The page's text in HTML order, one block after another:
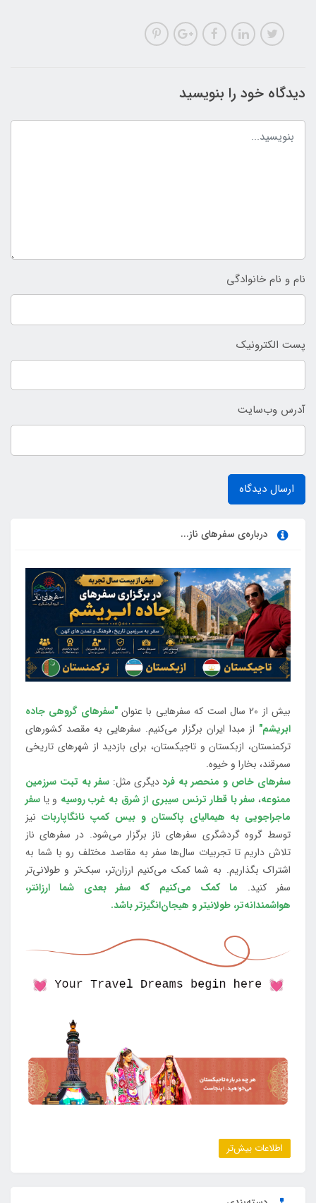
دیدگاه خود را بنویسید
نام و نام خانوادگی
پست الکترونیک
آدرس وب‌سایت
ارسال دیدگاه
درباره‌ی سفرهای ناز...
بیش از 20 سال است که سفرهایی با عنوان
"سفرهای گروهی جاده
ابریشم" از مبدا ایران برگزار می‌کنیم. سفرهایی به مقصد کشورهای
ترکمنستان، ازبکستان و تاجیکستان، برای بازدید از شهرهای تاریخی
سمرقند، بخارا و خیوه.
سفرهای خاص و منحصر به فرددیگری مثل:سفر به تبت سرزمین
ممنوعه، سفر با قطار ترنس سیبری از شرق به غرب روسیه و یا سفر
ماجراجویی به هیمالیای پاکستان و بیس کمپ نانگاپاربات نیز
توسط گروه گردشگری سفرهای ناز برگزار می‌شود. در سفرهای ناز
تلاش داریم تا تجربیات سال‌ها سفر به مقاصد مختلف رو با شما به
اشتراک بگذاریم. به شما کمک می‌کنیم ارزان‌تر، سبک‌تر و طولانی‌تر
سفر کنید. ما کمک می‌کنیم که سفر بعدی شما ارزانتر،
هواشمندانه‌تر، طولانی‎تر و هیجان‌انگیزتر باشد.
اطلاعات بیش‌تر